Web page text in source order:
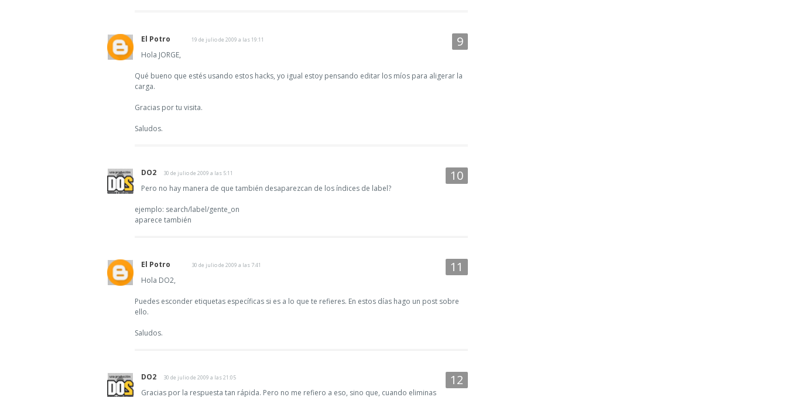
El Potro 19 de julio de 2009 a las 19:11
Hola JORGE,
Qué bueno que estés usando estos hacks, yo igual estoy pensando editar los míos para aligerar la
carga.
Gracias por tu visita.
Saludos.
DO2 30 de julio de 2009 a las 5:11
Pero no hay manera de que también desaparezcan de los índices de label?
ejemplo: search/label/gente_on
aparece también
El Potro 30 de julio de 2009 a las 7:41
Hola DO2,
Puedes esconder etiquetas específicas si es a lo que te refieres. En estos días hago un post sobre
ello.
Saludos.
DO2 30 de julio de 2009 a las 21:05
Gracias por la respuesta tan rápida. Pero no me refiero a eso, sino que, cuando eliminas